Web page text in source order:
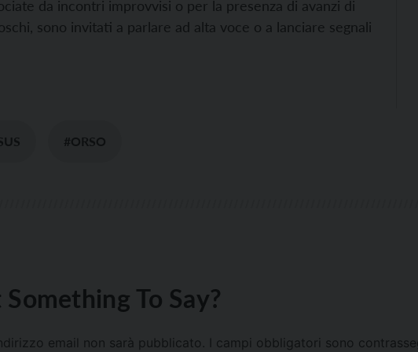
da incontri improvvisi o per la presenza di avanzi di
sono invitati a parlare ad alta voce o a lanciare segnali
#ORSO
Something To Say?
email non sarà pubblicato. I campi obbligatori sono